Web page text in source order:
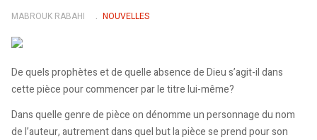
MABROUK RABAHI NOUVELLES
De quels prophètes et de quelle absence de Dieu s’agit-il dans
cette pièce pour commencer par le titre lui-même?
Dans quelle genre de pièce on dénomme un personnage du nom
de l’auteur, autrement dans quel but la pièce se prend pour son